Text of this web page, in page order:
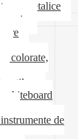
metalice
scris
colorate,
stilou
whiteboard
de